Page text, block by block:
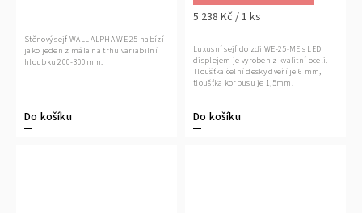
Do košíku
Stěnový sejf WALL ALPHA WE 25 nabízí
jako jeden z mála na trhu variabilní
hloubku 200-300mm.
5 238 Kč / 1 ks
Do košíku
Luxusní sejf do zdi WE-25-ME s LED
displejem je vyroben z kvalitní oceli.
Tloušťka čelní desky dveří je 6 mm,
tloušťka korpusu je 1,5mm.